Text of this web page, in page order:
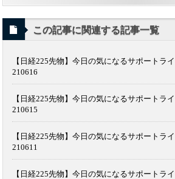
この記事に関連する記事一覧
【日経225先物】今日の気になるサポートラ
210616
【日経225先物】今日の気になるサポートラ
210615
【日経225先物】今日の気になるサポートラ
210611
【日経225先物】今日の気になるサポートラ